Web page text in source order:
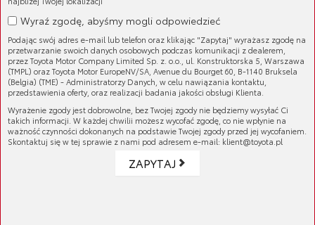
Oficjalny sklep
Toyoty
Wyraź zgodę, abyśmy mogli odpowiedzieć
Podając swój adres e-mail lub telefon oraz klikając "Zapytaj" wyrażasz zgodę na
przetwarzanie swoich danych osobowych podczas komunikacji z dealerem,
przez Toyota Motor Company Limited Sp. z. o.o., ul. Konstruktorska 5, Warszawa
(TMPL) oraz Toyota Motor EuropeNV/SA, Avenue du Bourget 60, B-1140 Bruksela
(Belgia) (TME) - Administratorzy Danych, w celu nawiązania kontaktu,
przedstawienia oferty, oraz realizacji badania jakości obsługi Klienta.
Wyrażenie zgody jest dobrowolne, bez Twojej zgody nie będziemy wysyłać Ci
takich informacji. W każdej chwilii możesz wycofać zgodę, co nie wpłynie na
ważność czynności dokonanych na podstawie Twojej zgody przed jej wycofaniem.
Skontaktuj się w tej sprawie z nami pod adresem e-mail: klient@toyota.pl
ZAPYTAJ